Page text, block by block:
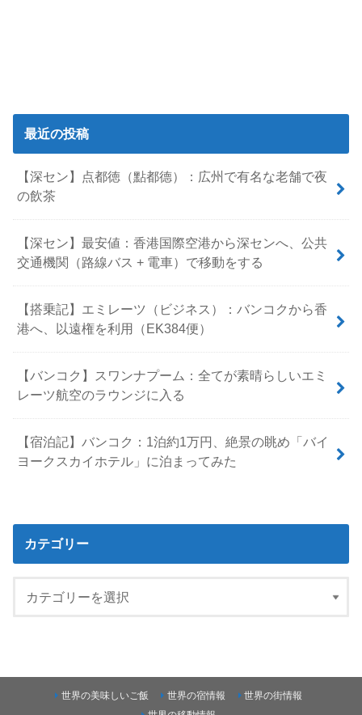
最近の投稿
【深セン】点都徳（點都德）：広州で有名な老舗で夜
の飲茶
【深セン】最安値：香港国際空港から深センへ、公共
交通機関（路線バス + 電車）で移動をする
【搭乗記】エミレーツ（ビジネス）：バンコクから香
港へ、以遠権を利用（EK384便）
【バンコク】スワンナプーム：全てが素晴らしいエミ
レーツ航空のラウンジに入る
【宿泊記】バンコク：1泊約1万円、絶景の眺め「バイ
ヨークスカイホテル」に泊まってみた
カテゴリー
世界の美味しいご飯 世界の宿情報
世界の街情報